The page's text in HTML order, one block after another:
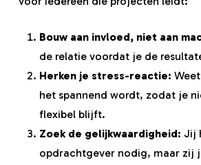
Bouw aan invloed, niet aan
de relatie voordat je de
Herken je stress-reactie:
het spannend wordt, zodat je
flexibel blijft.
Zoek de gelijkwaardigheid: Jij
opdrachtgever nodig, maar zij